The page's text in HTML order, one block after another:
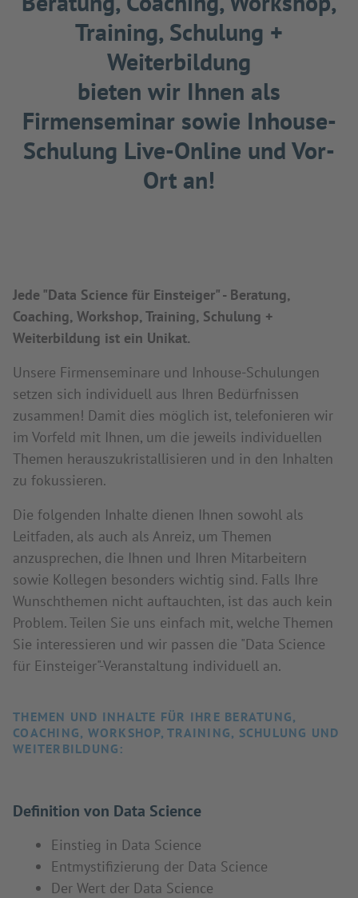
Training, Schulung +
Weiterbildung
bieten wir Ihnen als
Firmenseminar sowie Inhouse-
Schulung Live-Online und Vor-
Ort an!
Jede "Data Science für Einsteiger" - Beratung,
Coaching, Workshop, Training, Schulung +
Weiterbildung ist ein Unikat.
Unsere Firmenseminare und Inhouse-Schulungen
setzen sich individuell aus Ihren Bedürfnissen
zusammen! Damit dies möglich ist, telefonieren wir
im Vorfeld mit Ihnen, um die jeweils individuellen
Themen herauszukristallisieren und in den Inhalten
zu fokussieren.
Die folgenden Inhalte dienen Ihnen sowohl als
Leitfaden, als auch als Anreiz, um Themen
anzusprechen, die Ihnen und Ihren Mitarbeitern
sowie Kollegen besonders wichtig sind. Falls Ihre
Wunschthemen nicht auftauchten, ist das auch kein
Problem. Teilen Sie uns einfach mit, welche Themen
Sie interessieren und wir passen die "Data Science
für Einsteiger"-Veranstaltung individuell an.
THEMEN UND INHALTE FÜR IHRE BERATUNG,
COACHING, WORKSHOP, TRAINING, SCHULUNG UND
WEITERBILDUNG:
Definition von Data Science
Einstieg in Data Science
Entmystifizierung der Data Science
Der Wert der Data Science